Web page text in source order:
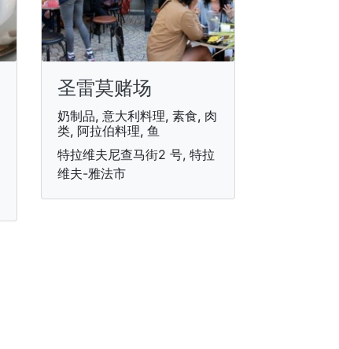
圣雷莫赌场
奶制品, 意大利料理, 素食, 肉
类, 阿拉伯料理, 鱼
特拉维夫尼查马街2 号, 特拉
维夫-雅法市